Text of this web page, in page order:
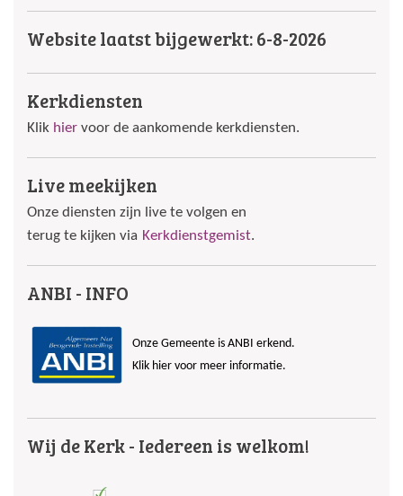
Website laatst bijgewerkt: 6-8-2026
Kerkdiensten
Klik hier voor de aankomende kerkdiensten.
Live meekijken
Onze diensten zijn live te volgen en
terug te kijken via Kerkdienstgemist.
ANBI - INFO
Onze Gemeente is ANBI erkend.
Klik hier voor meer informatie.
Wij de Kerk - Iedereen is welkom!